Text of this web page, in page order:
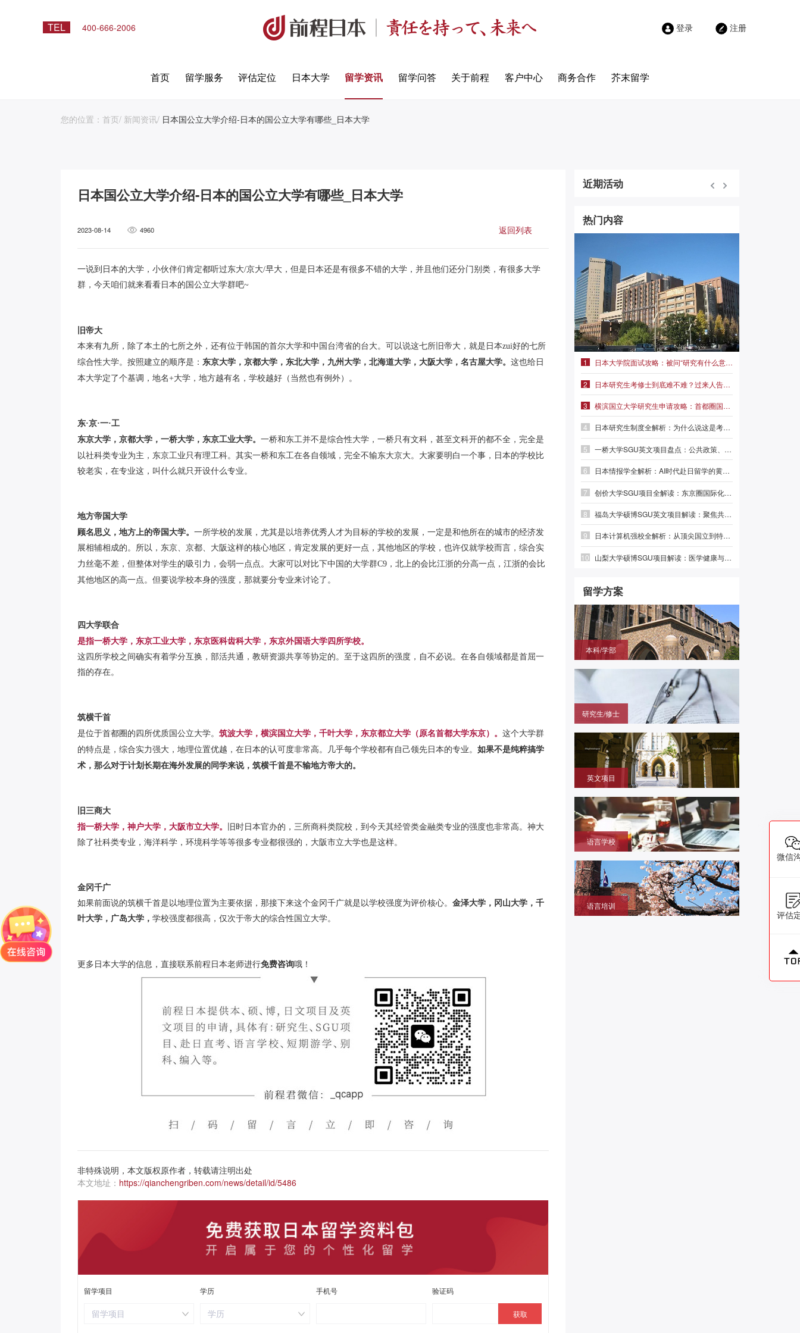
TEL 400-666-2006 登录 注册
首页 留学服务 评估定位 日本大学 留学资讯 留学问答 关于前程 客户中心 商务合作 芥末留学
您的位置： 首页/ 新闻资讯/ 日本国公立大学介绍-日本的国公立大学有哪些_日本大学
日本国公立大学介绍-日本的国公立大学有哪些_日本大学
2023-08-14 4960 返回列表
一说到日本的大学，小伙伴们肯定都听过东大/京大/早大，但是日本还是有很多不错的大学，并且他们还分门别类，有很多大学
群，今天咱们就来看看日本的国公立大学群吧~
旧帝大
本来有九所，除了本土的七所之外，还有位于韩国的首尔大学和中国台湾省的台大。 可以说这七所旧帝大，就是日本zui好的七所
综合性大学。 按照建立的顺序是： 东京大学，京都大学，东北大学，九州大学，北海道大学，大阪大学，名古屋大学。 这也给日
本大学定了个基调，地名+大学，地方越有名，学校越好（当然也有例外）。
东·京·一·工
东京大学，京都大学，一桥大学，东京工业大学。 一桥和东工并不是综合性大学，一桥只有文科，甚至文科开的都不全，完全是
以社科类专业为主，东京工业只有理工科。 其实一桥和东工在各自领域，完全不输东大京大。大家要明白一个事，日本的学校比
较老实，在专业这，叫什么就只开设什么专业。
地方帝国大学
顾名思义，地方上的帝国大学。 一所学校的发展，尤其是以培养优秀人才为目标的学校的发展，一定是和他所在的城市的经济发
展相辅相成的。 所以， 东京、京都、大阪这样的核心地区，肯定发展的更好一点，其他地区的学校，也许仅就学校而言，综合实
力丝毫不差，但整体对学生的吸引力，会弱一点点。 大家可以对比下中国的大学群C9，北上的会比江浙的分高一点，江浙的会比
其他地区的高一点。 但要说学校本身的强度，那就要分专业来讨论了。
四大学联合
是指一桥大学，东京工业大学，东京医科齿科大学，东京外国语大学四所学校。
这四所学校之间确实有着学分互换，部活共通，教研资源共享等协定的。 至于这四所的强度，自不必说。在各自领域都是首屈一
指的存在。
筑横千首
是位于首都圈的四所优质国公立大学。 筑波大学，横滨国立大学，千叶大学，东京都立大学（原名首都大学东京）。 这个大学群
的特点是， 综合实力强大，地理位置优越，在日本的认可度非常高。 几乎每个学校都有自己领先日本的专业。 如果不是纯粹搞学
术，那么对于计划长期在海外发展的同学来说，筑横千首是不输地方帝大的。
旧三商大
指一桥大学，神户大学，大阪市立大学。
旧时日本官办的，三所商科类院校， 到今天其经管类金融类专业的强度也非常高。 神大
除了社科类专业，海洋科学，环境科学等等很多专业都很强的，大阪市立大学也是这样。
金冈千广
如果前面说的筑横千首是以地理位置为主要依据，那接下来这个金冈千广就是以学校强度为评价核心。 金泽大学，冈山大学，千
叶大学，广岛大学， 学校强度都很高，仅次于帝大的综合性国立大学。
更多日本大学的信息，直接联系前程日本老师进行免费咨询哦！
非特殊说明，本文版权原作者，转载请注明出处
本文地址： https://qianchengriben.com/news/detail/id/5486
留学项目
留学项目
学历
学历
手机号 验证码
近期活动
热门内容
1 日本大学院面试攻略：被问“研究有什么意义”怎么回答？|前程日本留学
2 日本研究生考修士到底难不难？过来人告诉你真实难度|前程日本留学
3 横滨国立大学研究生申请攻略：首都圈国立名校，学费仅2.3万/年
4 日本研究生制度全解析：为什么说这是考修士最稳妥的路径？
5 一桥大学SGU英文项目盘点：公共政策、外交事务、MBA三大方向
6 日本情报学全解析：AI时代赴日留学的黄金赛道|前程日本留学
7 创价大学SGU项目全解读：东京圈国际化名校，本科/硕士/博士英文授课
8 福岛大学硕博SGU英文项目解读：聚焦共生系统与人间发达，英语直申
9 日本计算机强校全解析：从顶尖国立到特色专精，选对赛道少走弯路
10 山梨大学硕博SGU项目解读：医学健康与绿色光电，英语直申
留学方案
本科/学部
申请目标大学
研究生/修士
研究科就读的offer
英文项目
本大学学部/修士/博士课程
语言学校
学考试过渡阶段
语言培训
微信
评估